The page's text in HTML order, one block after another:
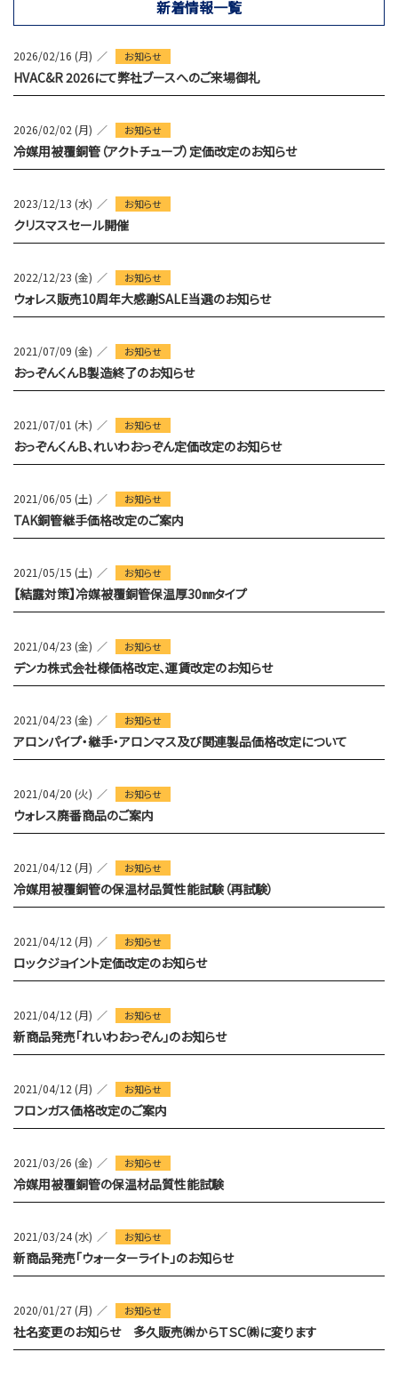
新着情報一覧
2026/02/16 (月) お知らせ
HVAC&R 2026にて弊社ブースへのご来場御礼
2026/02/02 (月) お知らせ
冷媒用被覆銅管（アクトチューブ）定価改定のお知らせ
2023/12/13 (水) お知らせ
クリスマスセール開催
2022/12/23 (金) お知らせ
ウォレス販売10周年大感謝SALE当選のお知らせ
2021/07/09 (金) お知らせ
おっぞんくんB製造終了のお知らせ
2021/07/01 (木) お知らせ
おっぞんくんB、れいわおっぞん定価改定のお知らせ
2021/06/05 (土) お知らせ
TAK銅管継手価格改定のご案内
2021/05/15 (土) お知らせ
【結露対策】冷媒被覆銅管保温厚30㎜タイプ
2021/04/23 (金) お知らせ
デンカ株式会社様価格改定、運賃改定のお知らせ
2021/04/23 (金) お知らせ
アロンパイプ・継手・アロンマス及び関連製品価格改定について
2021/04/20 (火) お知らせ
ウォレス廃番商品のご案内
2021/04/12 (月) お知らせ
冷媒用被覆銅管の保温材品質性能試験（再試験）
2021/04/12 (月) お知らせ
ロックジョイント定価改定のお知らせ
2021/04/12 (月) お知らせ
新商品発売「れいわおっぞん」のお知らせ
2021/04/12 (月) お知らせ
フロンガス価格改定のご案内
2021/03/26 (金) お知らせ
冷媒用被覆銅管の保温材品質性能試験
2021/03/24 (水) お知らせ
新商品発売「ウォーターライト」のお知らせ
2020/01/27 (月) お知らせ
社名変更のお知らせ 多久販売㈱からＴＳＣ㈱に変ります